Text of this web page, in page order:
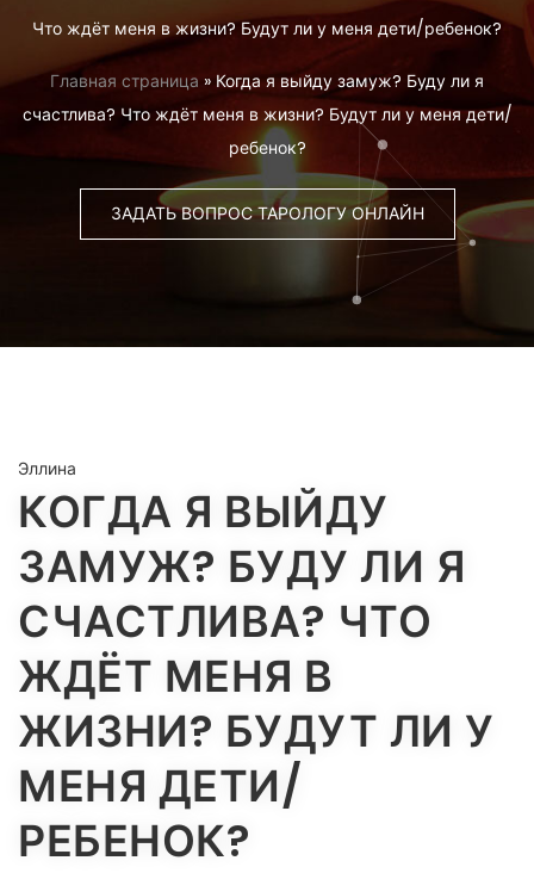
Что ждёт меня в жизни? Будут ли у меня дети/ребенок?
Главная страница » Когда я выйду замуж? Буду ли я
счастлива? Что ждёт меня в жизни? Будут ли у меня дети/
ребенок?
ЗАДАТЬ ВОПРОС ТАРОЛОГУ ОНЛАЙН
Эллина
КОГДА Я ВЫЙДУ
ЗАМУЖ? БУДУ ЛИ Я
СЧАСТЛИВА? ЧТО
ЖДЁТ МЕНЯ В
ЖИЗНИ? БУДУТ ЛИ У
МЕНЯ ДЕТИ/
РЕБЕНОК?